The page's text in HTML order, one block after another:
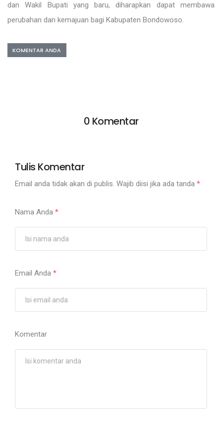
dan Wakil Bupati yang baru, diharapkan dapat membawa
perubahan dan kemajuan bagi Kabupaten Bondowoso.
KOMENTAR ANDA
0 Komentar
Tulis Komentar
Email anda tidak akan di publis. Wajib diisi jika ada tanda *
Nama Anda *
Email Anda *
Komentar